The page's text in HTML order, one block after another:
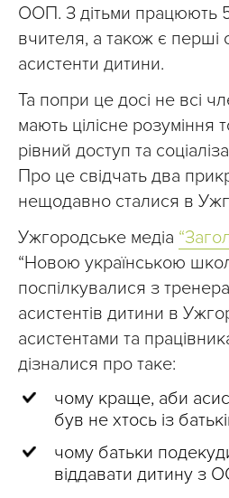
ООП. З дітьми працюють
вчителя, а також є перші
асистенти дитини.
Та попри це досі не всі
мають цілісне розуміння
рівний доступ та
Про це свідчать два
нещодавно сталися в
Ужгородське медіа “
“Новою українською
поспілкувалися з
асистентів дитини в
асистентами та
дізналися про таке:
чому краще, аби
був не хтось із
чому батьки
віддавати дитину з